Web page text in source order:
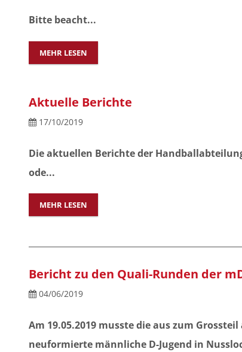
Bitte beacht...
MEHR LESEN
Aktuelle Berichte
17/10/2019
Die aktuellen Berichte der
ode...
MEHR LESEN
Bericht zu den Quali-Runden der
04/06/2019
Am 19.05.2019 musste die aus zum
neuformierte männliche D-Jugend in